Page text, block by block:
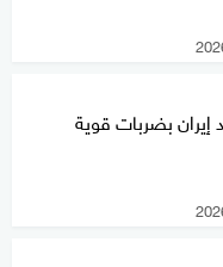
إيران بضربات قوية